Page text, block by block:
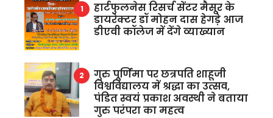
हार्टफुलनेस रिसर्च सेंटर मैसूर के
डायरेक्टर डॉ मोहन दास हेगड़े आज
डीएवी कॉलेज में देंगे व्याख्यान
गुरु पूर्णिमा पर छत्रपति शाहूजी
विश्वविद्यालय में श्रद्धा का उत्सव,
पंडित स्वयं प्रकाश अवस्थी ने बताया
गुरु परंपरा का महत्व